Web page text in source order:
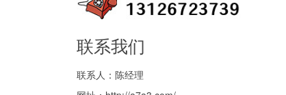
联系我们
联系人：陈经理